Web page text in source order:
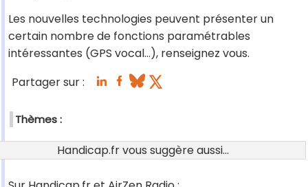
Les nouvelles technologies peuvent présenter un
certain nombre de fonctions paramétrables
intéressantes (GPS vocal…), renseignez vous.
Partager sur :
Thèmes :
Handicap.fr vous suggère aussi...